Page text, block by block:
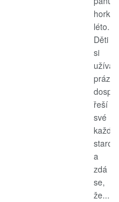
horké
léto.
Děti
si
užívají
řeší
své
a
zdá
se,
že...